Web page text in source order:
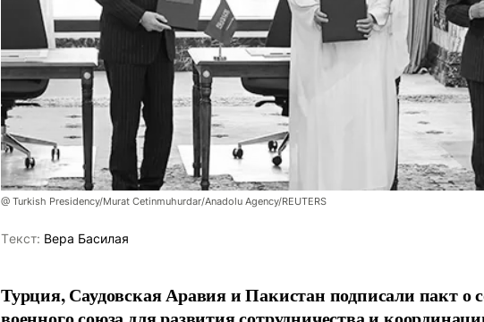
@ Turkish Presidency/Murat Cetinmuhurdar/Anadolu Agency/REUTERS
Tекст: Вера Басилая
Турция, Саудовская Аравия и Пакистан подписали пакт о